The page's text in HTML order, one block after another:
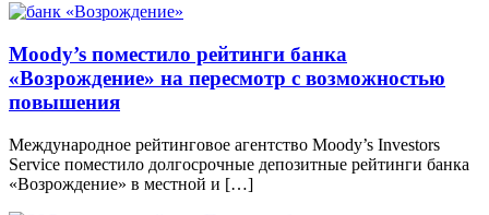
Moody’s поместило рейтинги банка
«Возрождение» на пересмотр с возможностью
повышения
Международное рейтинговое агентство Moody’s Investors
Service поместило долгосрочные депозитные рейтинги банка
«Возрождение» в местной и […]